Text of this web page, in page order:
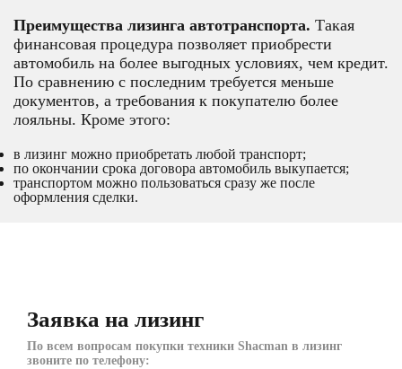
Преимущества лизинга автотранспорта. Такая
финансовая процедура позволяет приобрести
автомобиль на более выгодных условиях, чем кредит.
По сравнению с последним требуется меньше
документов, а требования к покупателю более
лояльны. Кроме этого:
в лизинг можно приобретать любой транспорт;
по окончании срока договора автомобиль выкупается;
транспортом можно пользоваться сразу же после
оформления сделки.
Заявка на лизинг
По всем вопросам покупки техники Shacman в лизинг
звоните по телефону: